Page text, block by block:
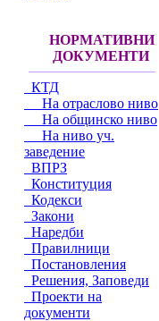
НОРМАТИВНИ
ДОКУМЕНТИ
КТД
На отраслово ниво
На общинско ниво
На ниво уч.
заведение
ВПРЗ
Конституция
Кодекси
Закони
Наредби
Правилници
Постановления
Решения, Заповеди
Проекти на
документи